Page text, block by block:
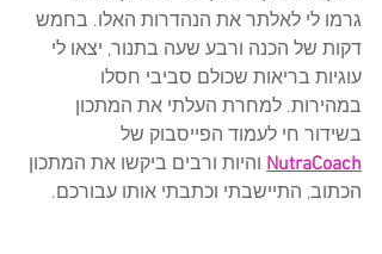
גרמו לי לאלתר את הנהדרות האלו. בחמש
דקות של הכנה ורבע שעה בתנור, יצאו לי
עוגיות בריאות שכולם סביבי חסלו
במהירות. למחרת העלתי את המתכון
בשידור חי לעמוד הפייסבוק של
NutraCoach והיות ורבים ביקשו את המתכון
הכתוב, התיישבתי וכתבתי אותו עבורכם.